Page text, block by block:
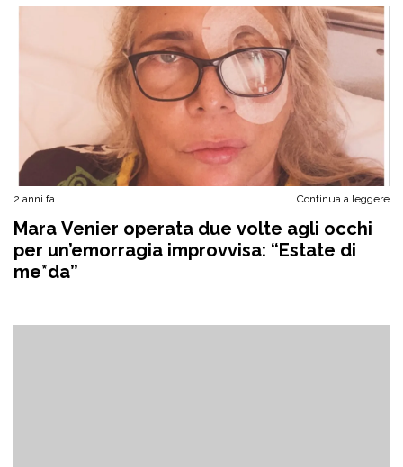
2 anni fa Continua a leggere
Mara Venier operata due volte agli occhi
per un’emorragia improvvisa: “Estate di
me*da”